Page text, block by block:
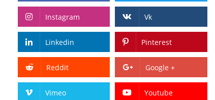
Instagram Vk
Linkedin Pinterest
Reddit Google +
Vimeo Youtube